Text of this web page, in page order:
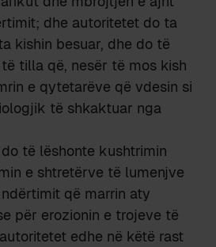
dhe autoritetet do ta
kishin besuar, dhe do të
tilla që, nesër të mos kish
e qytetarëve që vdesin si
të shkaktuar nga
të lëshonte kushtrimin
e shtretërve të lumenjve
që marrin aty
për erozionin e trojeve të
edhe në këtë rast